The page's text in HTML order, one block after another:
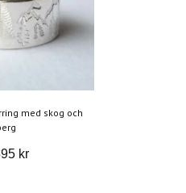
med skog och
kr